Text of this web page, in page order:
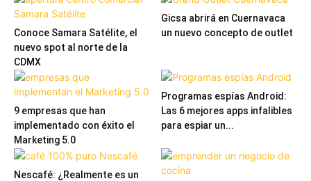
Conoce Samara Satélite, el
nuevo spot al norte de la
CDMX
Gicsa abrirá en Cuernavaca
un nuevo concepto de outlet
9 empresas que han
implementado con éxito el
Marketing 5.0
Programas espías Android:
Las 6 mejores apps infalibles
para espiar un...
Nescafé: ¿Realmente es un